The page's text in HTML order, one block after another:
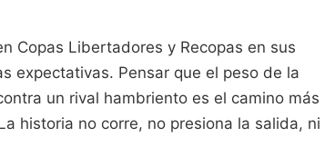
Copas Libertadores y Recopas en sus
expectativas. Pensar que el peso de la
un rival hambriento es el camino más
historia no corre, no presiona la salida, ni